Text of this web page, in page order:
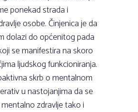
ponekad strada i
osobe. Činjenica je da
dolazi do općenitog pada
se manifestira na skoro
ljudskog funkcioniranja.
skrb o mentalnom
u nastojanjima da se
zdravlje tako i